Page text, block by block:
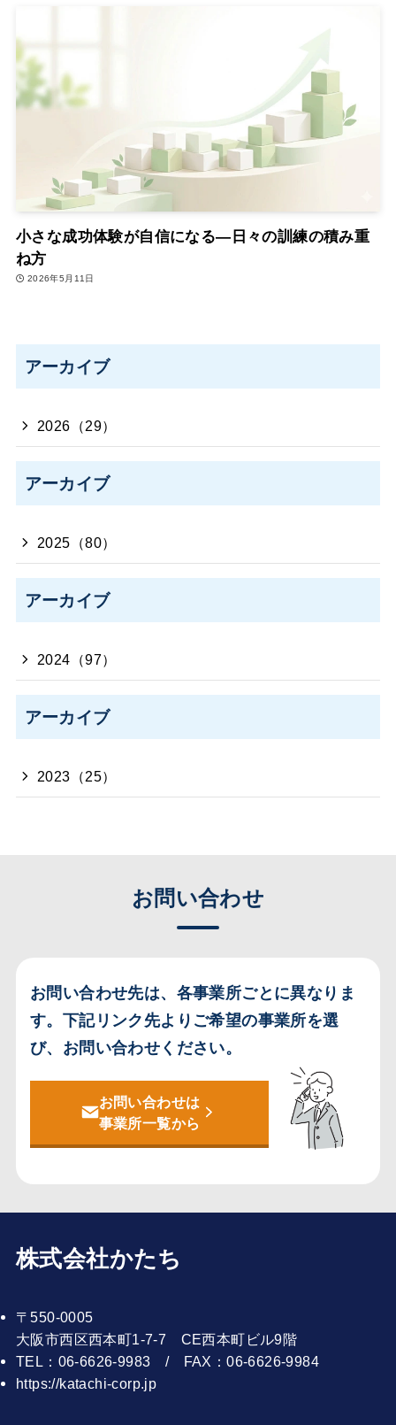
小さな成功体験が自信になる―日々の訓練の積み重
ね方
2026年5月11日
アーカイブ
2026（29）
アーカイブ
2025（80）
アーカイブ
2024（97）
アーカイブ
2023（25）
お問い合わせ
お問い合わせ先は、各事業所ごとに異なりま
す。 下記リンク先よりご希望の事業所を選
び、お問い合わせください。
お問い合わせは
事業所一覧から
株式会社かたち
〒550-0005
大阪市西区西本町1-7-7 CE西本町ビル9階
TEL：06-6626-9983 / FAX：06-6626-9984
https://katachi-corp.jp